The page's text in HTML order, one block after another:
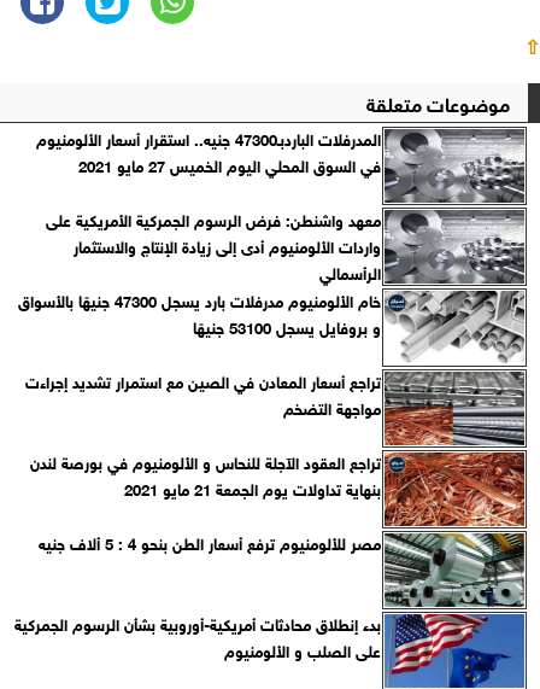
⇧
موضوعات متعلقة
المدرفلات الباردبـ47300 جنيه.. استقرار أسعار الألومنيوم
في السوق المحلي اليوم الخميس 27 مايو 2021
معهد واشنطن: فرض الرسوم الجمركية الأمريكية على
واردات الألومنيوم أدى إلى زيادة الإنتاج والاستثمار
الرأسمالي
خام الألومنيوم مدرفلات بارد يسجل 47300 جنيهًا بالأسواق
و بروفايل يسجل 53100 جنيهًا
تراجع أسعار المعادن في الصين مع استمرار تشديد إجراءت
مواجهة التضخم
تراجع العقود الآجلة للنحاس و الألومنيوم في بورصة لندن
بنهاية تداولات يوم الجمعة 21 مايو 2021
مصر للألومنيوم ترفع أسعار الطن بنحو 4 : 5 ألاف جنيه
بدء إنطلاق محادثات أمريكية-أوروبية بشأن الرسوم الجمركية
على الصلب و الألومنيوم